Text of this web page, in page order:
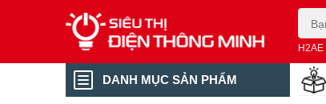
H2AE
DANH MỤC SẢN PHẨM